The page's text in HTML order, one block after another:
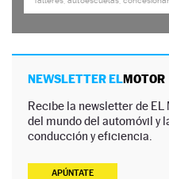
NEWSLETTER ELMOTOR
Recibe la newsletter de
del mundo del automóvil y
conducción y eficiencia.
APÚNTATE